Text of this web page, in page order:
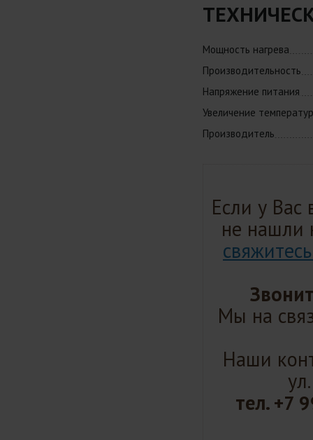
Мощность нагрева
Производительность
Напряжение питания
Увеличение
Производитель
Если у
не нашли
Мы на
Наши
тел.+7